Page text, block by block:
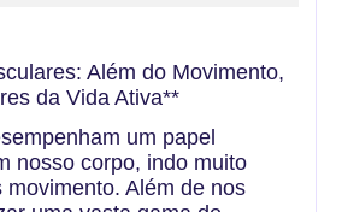
Além do Movimento,
da Vida Ativa**
um papel
nosso corpo, indo muito
movimento. Além de nos